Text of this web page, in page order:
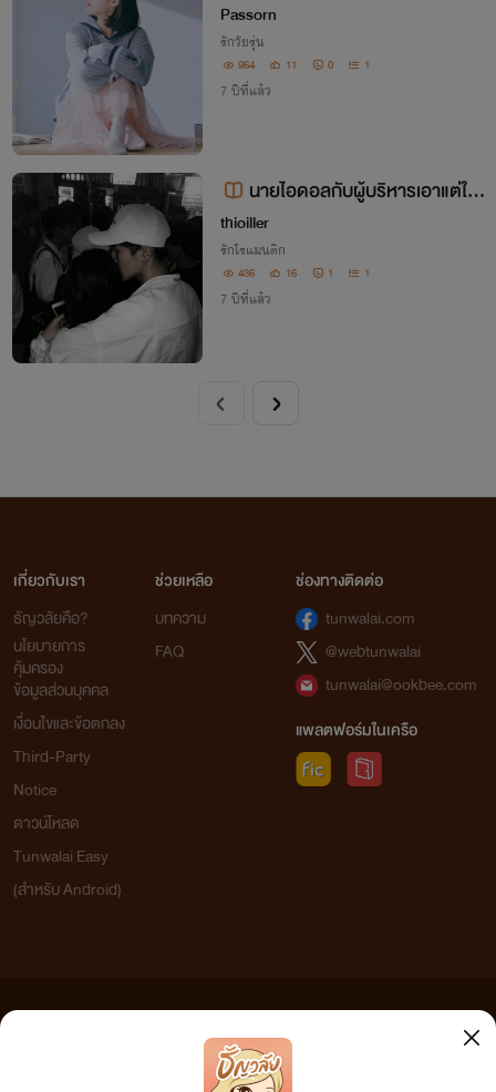
Passorn
รักวัยรุ่น
964 11 0 1
7 ปีที่แล้ว
นายไอดอลกับผู้บริหารเอาแต่ใจ
🧡👑
thioiller
รักโรแมนติก
436 16 1 1
7 ปีที่แล้ว
เกี่ยวกับเรา
ธัญวลัยคือ?
นโยบายการ
คุ้มครอง
ข้อมูลส่วนบุคคล
เงื่อนไขและข้อตกลง
Third-Party
Notice
ดาวน์โหลด
Tunwalai Easy
(สำหรับ Android)
ช่วยเหลือ
บทความ
FAQ
ช่องทางติดต่อ
tunwalai.com
@webtunwalai
tunwalai@ookbee.com
แพลตฟอร์มในเครือ
เว็บไซต์แห่งนี้ไม่ได้เห็นด้วยและไม่ขอรับผิดชอบต่อข้อความใดๆ ทั้งสิ้น ดังนั้นผู้อ่านทุกท่านโปรดใช้
วิจารณญาณในการกลั่นกรองด้วยตนเอง และหากท่านพบข้อความใดๆ ที่ขัดต่อกฎหมายและศีลธรรม